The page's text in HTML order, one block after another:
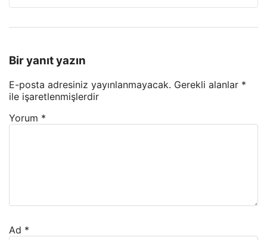
Bir yanıt yazın
E-posta adresiniz yayınlanmayacak. Gerekli alanlar *
ile işaretlenmişlerdir
Yorum *
Ad *